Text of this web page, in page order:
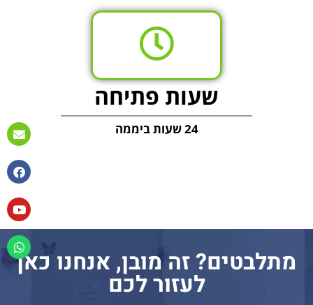
שעות פתיחה
24 שעות ביממה
מתלבטים? זה מובן, אנחנו כאן
לעזור לכם